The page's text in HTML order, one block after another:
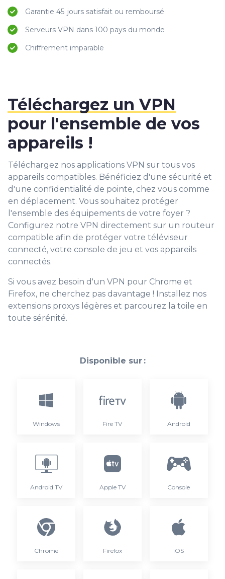
Garantie 45 jours satisfait ou remboursé
Serveurs VPN dans 100 pays du monde
Chiffrement imparable
Téléchargez un VPN
pour l'ensemble de vos
appareils !
Téléchargez nos applications VPN sur tous vos
appareils compatibles. Bénéficiez d'une sécurité et
d'une confidentialité de pointe, chez vous comme
en déplacement. Vous souhaitez protéger
l'ensemble des équipements de votre foyer ?
Configurez notre VPN directement sur un routeur
compatible afin de protéger votre téléviseur
connecté, votre console de jeu et vos appareils
connectés.
Si vous avez besoin d'un VPN pour Chrome et
Firefox, ne cherchez pas davantage ! Installez nos
extensions proxys légères et parcourez la toile en
toute sérénité.
Disponible sur :
Windows Fire TV Android
Android TV Apple TV Console
Chrome Firefox iOS